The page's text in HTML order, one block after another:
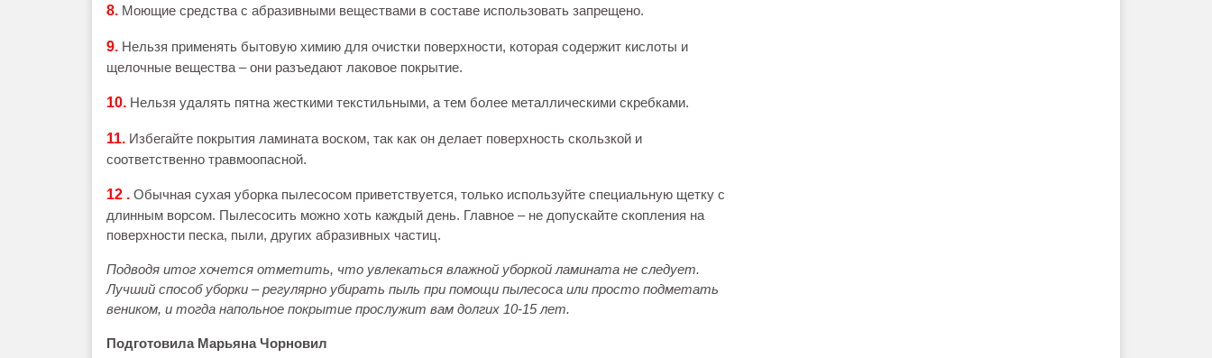
8. Моющие средства с абразивными веществами в составе использовать запрещено.
9. Нельзя применять бытовую химию для очистки поверхности, которая содержит кислоты и
щелочные вещества – они разъедают лаковое покрытие.
10. Нельзя удалять пятна жесткими текстильными, а тем более металлическими скребками.
11. Избегайте покрытия ламината воском, так как он делает поверхность скользкой и
соответственно травмоопасной.
12 . Обычная сухая уборка пылесосом приветствуется, только используйте специальную щетку с
длинным ворсом. Пылесосить можно хоть каждый день. Главное – не допускайте скопления на
поверхности песка, пыли, других абразивных частиц.
Подводя итог хочется отметить, что увлекаться влажной уборкой ламината не следует.
Лучший способ уборки – регулярно убирать пыль при помощи пылесоса или просто подметать
веником, и тогда напольное покрытие прослужит вам долгих 10-15 лет.
Подготовила Марьяна Чорновил